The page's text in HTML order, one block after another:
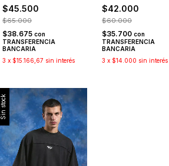
$45.500
$65.000
$38.675 con
TRANSFERENCIA
BANCARIA
3 x $15.166,67 sin interés
$42.000
$60.000
$35.700 con
TRANSFERENCIA
BANCARIA
3 x $14.000 sin interés
Sin stock